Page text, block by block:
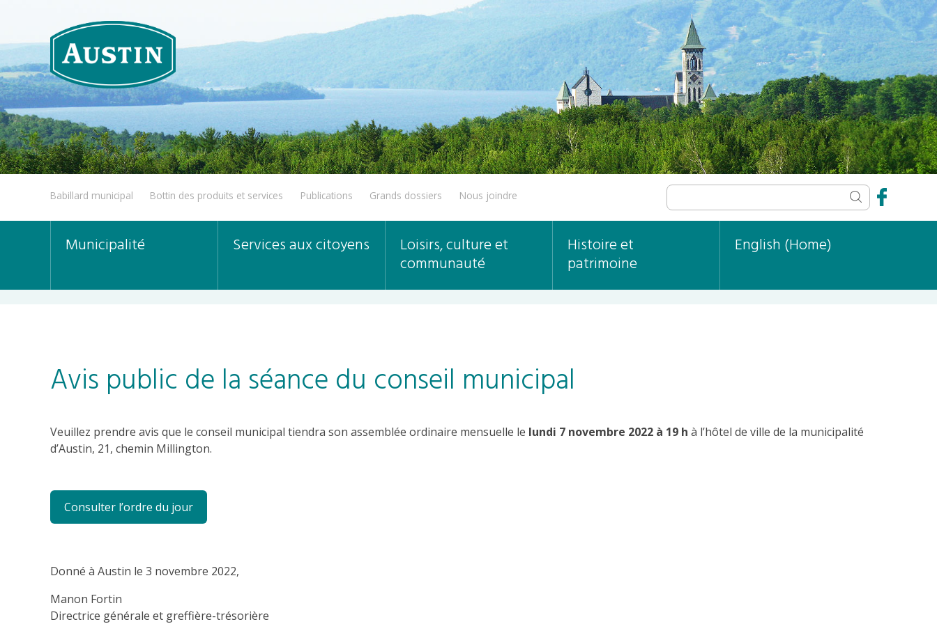
Babillard municipal Bottin des produits et services Publications Grands dossiers Nous joindre
Municipalité Services aux citoyens Loisirs, culture et
communauté
Histoire et
patrimoine
English (Home)
Avis public de la séance du conseil municipal
Veuillez prendre avis que le conseil municipal tiendra son assemblée ordinaire mensuelle le lundi 7 novembre 2022 à 19 h à l’hôtel de ville de la municipalité
d’Austin, 21, chemin Millington.
Consulter l’ordre du jour
Donné à Austin le 3 novembre 2022,
Manon Fortin
Directrice générale et greffière-trésorière